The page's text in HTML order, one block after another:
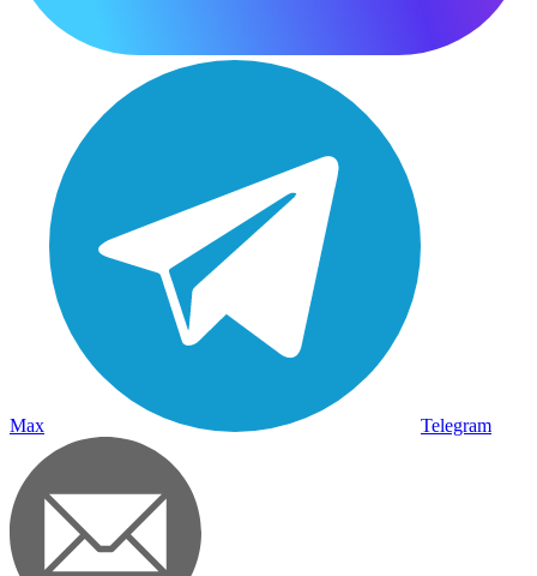
Max Telegram